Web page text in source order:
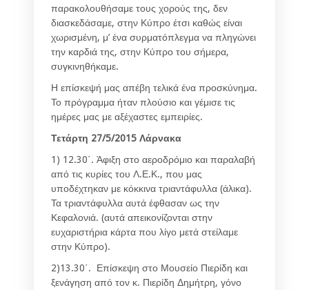
παρακολουθήσαμε τους χορούς της, δεν
διασκεδάσαμε, στην Κύπρο έτσι καθώς είναι
χωρισμένη, μ’ ένα συρματόπλεγμα να πληγώνει
την καρδιά της, στην Κύπρο του σήμερα,
συγκινηθήκαμε.
Η επίσκεψή μας απέβη τελικά ένα προσκύνημα.
Το πρόγραμμα ήταν πλούσιο και γέμισε τις
ημέρες μας με αξέχαστες εμπειρίες.
Τετάρτη 27/5/2015 Λάρνακα
1) 12.30΄. Άφιξη στο αεροδρόμιο και παραλαβή
από τις κυρίες του Λ.Ε.Κ., που μας
υποδέχτηκαν με κόκκινα τριαντάφυλλα (άλικα).
Τα τριαντάφυλλα αυτά έφθασαν ως την
Κεφαλονιά. (αυτά απεικονίζονται στην
ευχαριστήρια κάρτα που λίγο μετά στείλαμε
στην Κύπρο).
2)13.30΄. Επίσκεψη στο Μουσείο Πιερίδη και
ξενάγηση από τον κ. Πιερίδη Δημήτρη, γόνο